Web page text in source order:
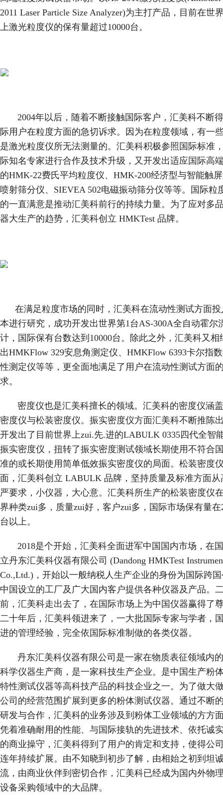
2011 Laser Particle Size Analyzer)为主打产品，目前在世
上激光粒度仪的保有量超过10000台。
2004年以后，随着不断接触国际客户，汇美科不断
际用户在粒度方面的急切诉求。因为在粒度领域，有一
是激光粒度仪所无法测量的。汇美科积极参照国际标准
际知名专家进行合作及技术升级，又开发出适应国际高
的HMK-22费氏平均粒度仪、HMK-200经济型与智能触
喷射筛分仪、SIEVEA 502电磁振动筛分仪等等。国际粒
的一直满意是推动汇美科前行的持续力量。为了应对多
器大生产的趋势，汇美科创立 HMKTest 品牌。
在满足粒度市场的同时，汇美科在流动性测试方面投
本进行研究，成功开发出世界第1台AS-300A全自动霍尔
计，国际保有台数达到10000台。除此之外，汇美科又相
出HMKFlow 329安息角测定仪、HMKFlow 6393卡尔指
性测定仪等等，更全面地满足了用户在流动性测试方面
求。
密度仪也是汇美科擅长的领域。汇美科的密度仪涵
密度仪与松装密度仪。振实密度仪方面汇美科不断推陈
开发出了目前世界上zui.先.进的LABULK 0335四代全智
振实密度仪，扭转了振实密度测试领域长期使用不符合
准的或长期使用简单低效振实密度仪的局面。松装密度
面，汇美科创立 LABULK 品牌，坚持质量及标准方面从
严要求，小仪器，大心意。汇美科所生产的松装密度仪
界种类zui多，质量zui好，客户zui多，国际市场保有量在
台以上。
2018是个开始，汇美科全面进军中国国内市场，在
立丹东汇美科仪器有限公司 (Dandong HMKTest
Co.,Ltd.)，开始以一般纳税人生产企业的身份为国际跨
中国设立的工厂及广大国内客户提供各种仪器及产品。
前，汇美科走出去了，在国际市场上为中国仪器赢得了
二十年后，汇美科领进来了，一大批国际专家与学者，
进的管理经验，完全依国际标准制做的各类仪器。
丹东汇美科仪器有限公司是一家在物质表征领域内
科学仪器生产商，是一家科技生产企业。是中国生产粉
特性测试仪器等高科技产品的科技企业之一。为了做大
公司的经营范围扩展到更多的粉体测试仪器。通过不断
研发与合作，汇美科的业务涉及到粉体工业领域的方方
凭着准确耐用的性能、与国际接轨的先进技术、依托诚
的商业操守，汇美科得到了用户的肯定和支持，使得公
连年持续扩展。由不知晓到初步了解，由相始之初到坦
流，由商业伙伴到密切合作，汇美科已经成为国内外物
设备采购领域中的大品牌。